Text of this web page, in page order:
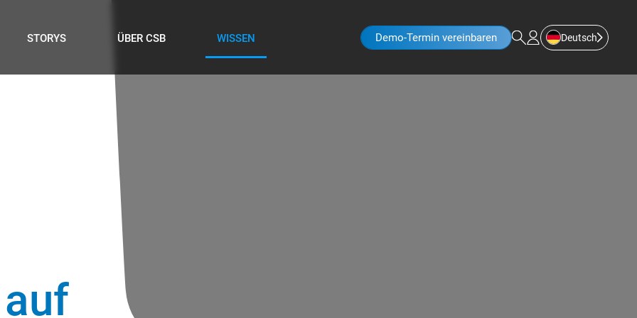
STORYS ÜBER CSB WISSEN Demo-Termin vereinbaren Deutsch